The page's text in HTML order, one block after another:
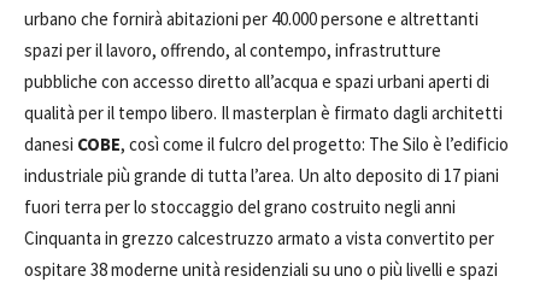
urbano che fornirà abitazioni per 40.000 persone e altrettanti
spazi per il lavoro, offrendo, al contempo, infrastrutture
pubbliche con accesso diretto all’acqua e spazi urbani aperti di
qualità per il tempo libero. Il masterplan è firmato dagli architetti
danesi COBE, così come il fulcro del progetto: The Silo è l’edificio
industriale più grande di tutta l’area. Un alto deposito di 17 piani
fuori terra per lo stoccaggio del grano costruito negli anni
Cinquanta in grezzo calcestruzzo armato a vista convertito per
ospitare 38 moderne unità residenziali su uno o più livelli e spazi